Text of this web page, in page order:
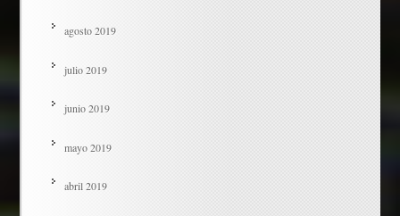
agosto 2019
julio 2019
junio 2019
mayo 2019
abril 2019